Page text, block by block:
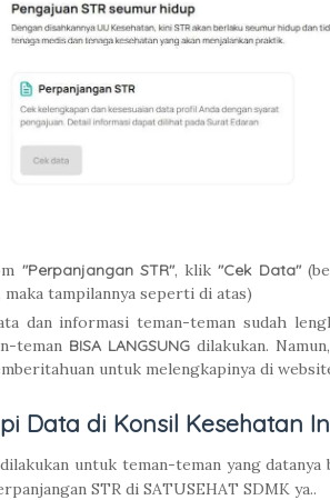
"Perpanjangan STR", klik"Cek Data"
tampilannya seperti di atas)
dan informasi teman-teman sudah
teman BISA LANGSUNGdilakukan.
untuk melengkapinya di
Data di Konsil Kesehatan
untuk teman-teman yang
STR di SATUSEHAT SDMK ya..